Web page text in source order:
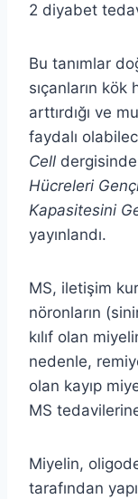
2 diyabet
Bu tanımlar
sıçanların
arttırdığı ve
faydalı
Cell
Hücreleri
Kapasitesini
yayınlandı.
MS, iletişim
nöronların
kılıf olan
nedenle,
olan kayıp
MS
Miyelin,
tarafından